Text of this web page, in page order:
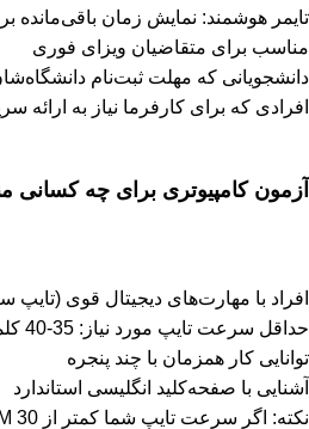
تایمر هوشمند: نمایش زمان
مناسب برای متقاضیان ویزای فوری
دانشجویانی که مهلت ثبت‌نام
افرادی که برای کارفرما نیاز به ارائه
آزمون کامپیوتری برای چه
افراد با مهارت‌های دیجیتال قوی (تایپ
حداقل سرعت تایپ مورد نیاز: 35-40 کلمه در دقیقه (WPM)
توانایی کار همزمان با چند پنجره
آشنایی با صفحه‌کلید انگلیسی استاندارد